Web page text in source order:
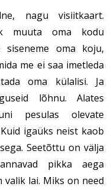
nagu visiitkaart.
muuta oma kodu
siseneme oma koju,
me ei saa imetleda
oma külalisi. Ja
lõhnu. Alates
pesulas olevate
igaüks neist kaob
Seetõttu on välja
pikka aega
valik lai. Miks on need